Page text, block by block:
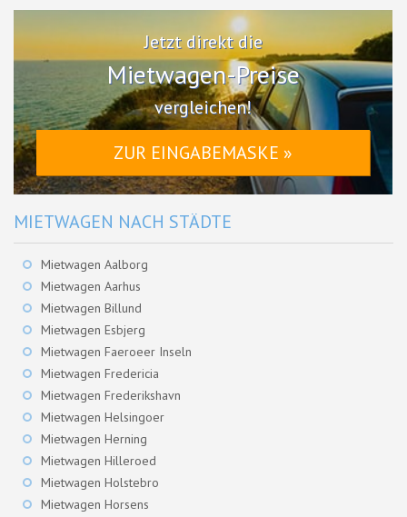
Jetzt direkt die
Mietwagen-Preise
vergleichen!
ZUR EINGABEMASKE »
MIETWAGEN NACH STÄDTE
Mietwagen Aalborg
Mietwagen Aarhus
Mietwagen Billund
Mietwagen Esbjerg
Mietwagen Faeroeer Inseln
Mietwagen Fredericia
Mietwagen Frederikshavn
Mietwagen Helsingoer
Mietwagen Herning
Mietwagen Hilleroed
Mietwagen Holstebro
Mietwagen Horsens